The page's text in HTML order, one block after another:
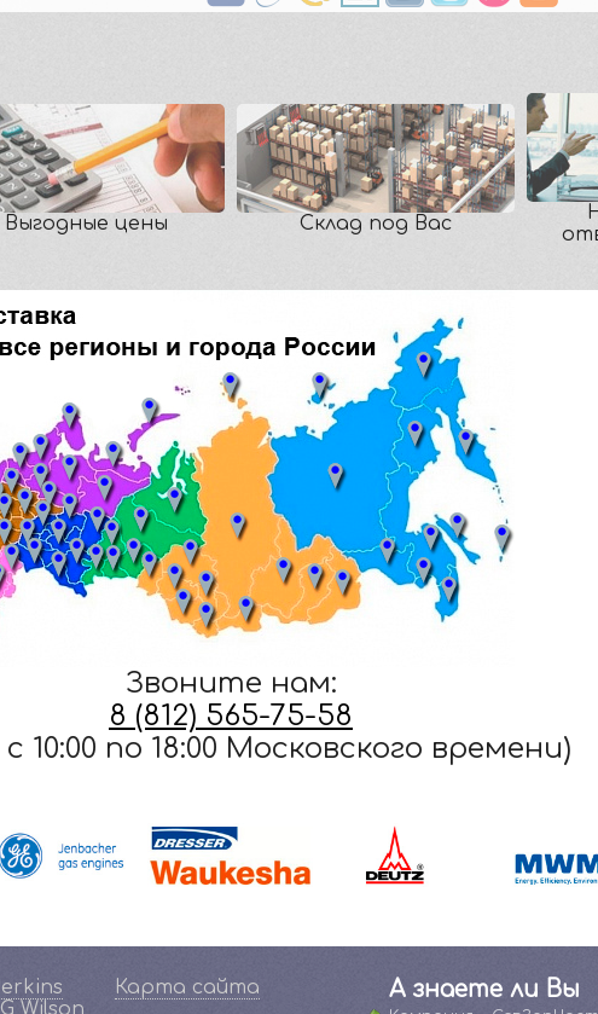
Выгодные цены Склад под Вас
Звоните нам:
8 (812) 565-75-58
10:00 по 18:00 Московского времени)
Wilson
Карта сайта А знаете ли Вы